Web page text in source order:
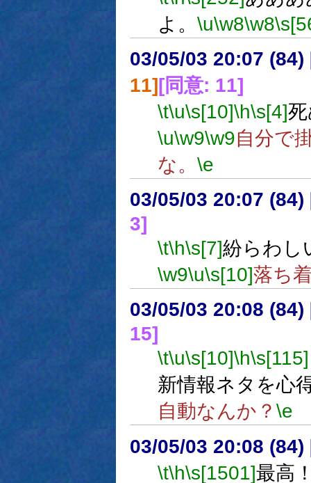
よ。 \u\w8\w8
03/05/03 20:07 (84)
11][同意: 11]
\t\u\s[10]\h\s[4]
\u\w9\w9自分で
な。 \e
03/05/03 20:07 (84)
3]
\t\h\s[7]紛らわし
\w9\u\s[10]落ち
03/05/03 20:08 (84)
15]
\t\u\s[10]\h\s[115]
新情報ネタを心
自動なんか？ \e
03/05/03 20:08 (84)
\t\h\s[1501]最高